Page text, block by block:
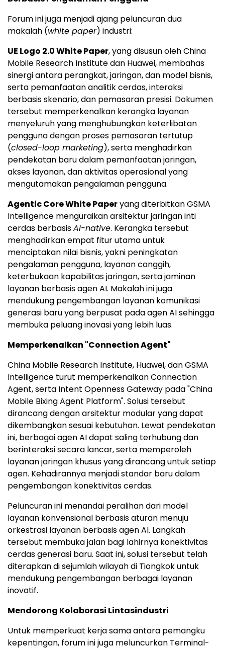
Forum ini juga menjadi ajang peluncuran dua
makalah (white paper) industri:
UE Logo 2.0 White Paper, yang disusun oleh China
Mobile Research Institute dan Huawei, membahas
sinergi antara perangkat, jaringan, dan model bisnis,
serta pemanfaatan analitik cerdas, interaksi
berbasis skenario, dan pemasaran presisi. Dokumen
tersebut memperkenalkan kerangka layanan
menyeluruh yang menghubungkan keterlibatan
pengguna dengan proses pemasaran tertutup
(closed-loop marketing), serta menghadirkan
pendekatan baru dalam pemanfaatan jaringan,
akses layanan, dan aktivitas operasional yang
mengutamakan pengalaman pengguna.
Agentic Core White Paperyang diterbitkan GSMA
Intelligence menguraikan arsitektur jaringan inti
cerdas berbasisAI-native. Kerangka tersebut
menghadirkan empat fitur utama untuk
menciptakan nilai bisnis, yakni peningkatan
pengalaman pengguna, layanan canggih,
keterbukaan kapabilitas jaringan, serta jaminan
layanan berbasis agen AI. Makalah ini juga
mendukung pengembangan layanan komunikasi
generasi baru yang berpusat pada agen AI sehingga
membuka peluang inovasi yang lebih luas.
Memperkenalkan "Connection Agent"
China Mobile Research Institute, Huawei, dan GSMA
Intelligence turut memperkenalkan Connection
Agent, serta Intent Openness Gateway pada "China
Mobile Bixing Agent Platform". Solusi tersebut
dirancang dengan arsitektur modular yang dapat
dikembangkan sesuai kebutuhan. Lewat pendekatan
ini, berbagai agen AI dapat saling terhubung dan
berinteraksi secara lancar, serta memperoleh
layanan jaringan khusus yang dirancang untuk setiap
agen. Kehadirannya menjadi standar baru dalam
pengembangan konektivitas cerdas.
Peluncuran ini menandai peralihan dari model
layanan konvensional berbasis aturan menuju
orkestrasi layanan berbasis agen AI. Langkah
tersebut membuka jalan bagi lahirnya konektivitas
cerdas generasi baru. Saat ini, solusi tersebut telah
diterapkan di sejumlah wilayah di Tiongkok untuk
mendukung pengembangan berbagai layanan
inovatif.
Mendorong Kolaborasi Lintasindustri
Untuk memperkuat kerja sama antara pemangku
kepentingan, forum ini juga meluncurkan Terminal-